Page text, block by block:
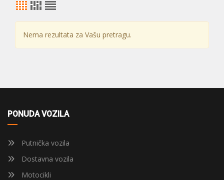
Nema rezultata za Vašu pretragu.
PONUDA VOZILA
Putnička vozila
Dostavna vozila
Motocikli